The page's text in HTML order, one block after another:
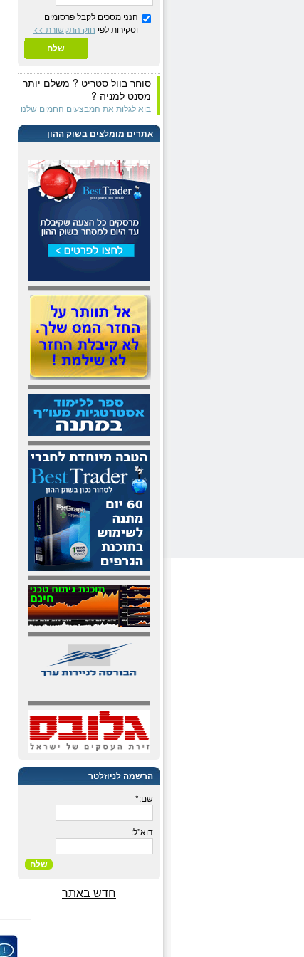
הנני מסכים לקבל פרסומים
וסקירות לפי חוק התקשורת >>
שלח
סוחר בוול סטריט ? משלם יותר
מסנט למניה ?
בוא לגלות את המבצעים החמים שלנו
אתרים מומלצים בשוק ההון
הרשמה לניוזלטר
שם:*
דוא"ל:
שלח
חדש באתר